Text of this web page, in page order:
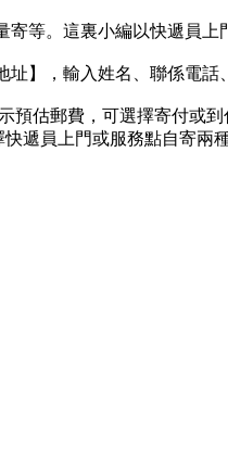
等。這裏小編以快遞員上
】，輸入姓名、聯係電
估郵費，可選擇寄付或
遞員上門或服務點自寄兩